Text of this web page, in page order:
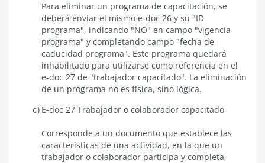
Para eliminar un programa de capacitación, se
deberá enviar el mismo e-doc 26 y su "ID
programa", indicando "NO" en campo "vigencia
programa" y completando campo "fecha de
caducidad programa". Este programa quedará
inhabilitado para utilizarse como referencia en el
e-doc 27 de "trabajador capacitado". La eliminación
de un programa no es física, sino lógica.
E-doc 27 Trabajador o colaborador capacitado
Corresponde a un documento que establece las
características de una actividad, en la que un
trabajador o colaborador participa y completa,